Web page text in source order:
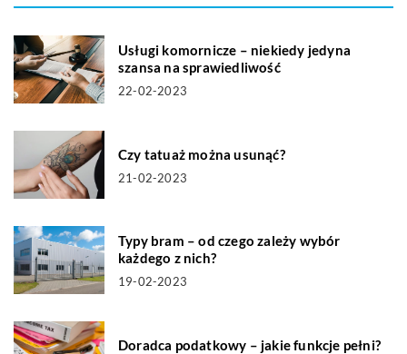
Usługi komornicze – niekiedy jedyna
szansa na sprawiedliwość
22-02-2023
Czy tatuaż można usunąć?
21-02-2023
Typy bram – od czego zależy wybór
każdego z nich?
19-02-2023
Doradca podatkowy – jakie funkcje pełni?